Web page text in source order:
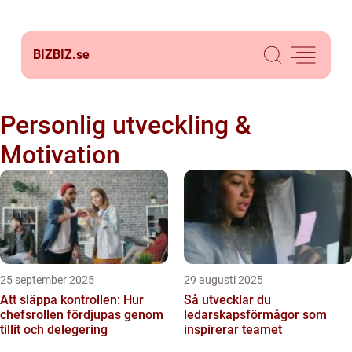
BIZBIZ.se
Personlig utveckling &
Motivation
25 september 2025
Att släppa kontrollen: Hur
chefsrollen fördjupas genom
tillit och delegering
29 augusti 2025
Så utvecklar du
ledarskapsförmågor som
inspirerar teamet